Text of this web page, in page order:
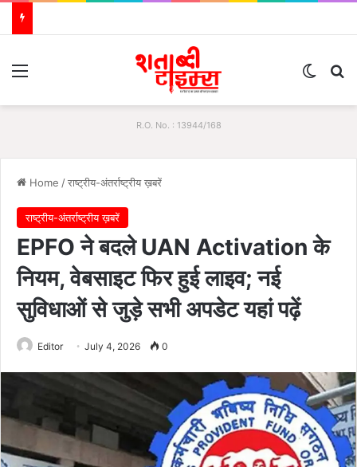
R.O. No. : 13944/168
Home /राष्ट्रीय-अंतर्राष्ट्रीय ख़बरें
राष्ट्रीय-अंतर्राष्ट्रीय ख़बरें
EPFO ने बदले UAN Activation के
नियम, वेबसाइट फिर हुई लाइव; नई
सुविधाओं से जुड़े सभी अपडेट यहां पढ़ें
Editor July 4, 2026 0